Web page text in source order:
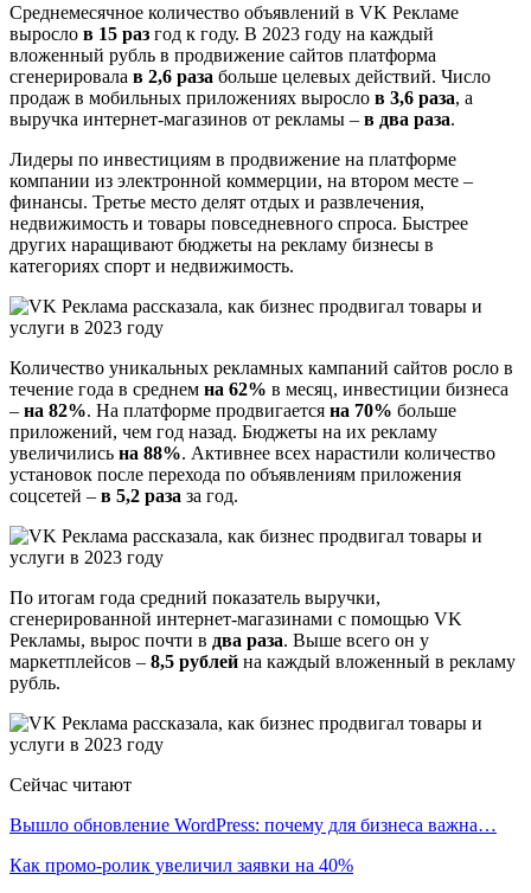
Среднемесячное количество объявлений в VK Рекламе
выросло в 15 раз год к году. В 2023 году на каждый
вложенный рубль в продвижение сайтов платформа
сгенерировала в 2,6 раза больше целевых действий. Число
продаж в мобильных приложениях выросло в 3,6 раза, а
выручка интернет-магазинов от рекламы – в два раза.
Лидеры по инвестициям в продвижение на платформе
компании из электронной коммерции, на втором месте –
финансы. Третье место делят отдых и развлечения,
недвижимость и товары повседневного спроса. Быстрее
других наращивают бюджеты на рекламу бизнесы в
категориях спорт и недвижимость.
Количество уникальных рекламных кампаний сайтов росло в
течение года в среднем на 62% в месяц, инвестиции бизнеса
– на 82%. На платформе продвигается на 70% больше
приложений, чем год назад. Бюджеты на их рекламу
увеличились на 88%. Активнее всех нарастили количество
установок после перехода по объявлениям приложения
соцсетей – в 5,2 раза за год.
По итогам года средний показатель выручки,
сгенерированной интернет-магазинами с помощью VK
Рекламы, вырос почти в два раза. Выше всего он у
маркетплейсов – 8,5 рублей на каждый вложенный в рекламу
рубль.
Сейчас читают
Вышло обновление WordPress: почему для бизнеса важна…
Как промо-ролик увеличил заявки на 40%